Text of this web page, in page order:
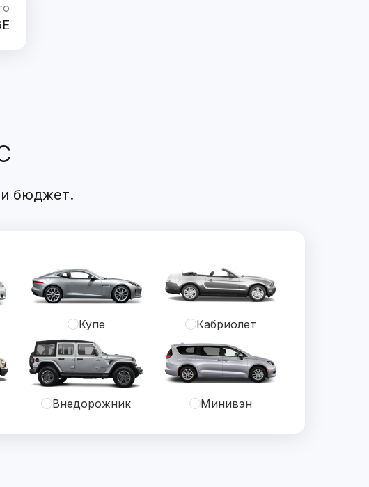
и бюджет.
Купе Кабриолет
Внедорожник Минивэн